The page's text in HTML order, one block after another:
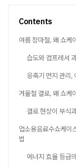
Contents
여름 장마철, 왜 쇼케
습도와 컴프레셔
응축기 먼지 관리,
겨울철 결로, 왜 쇼케
결로 현상이 부식
업소용음료수쇼케이
법
에너지 효율 등급